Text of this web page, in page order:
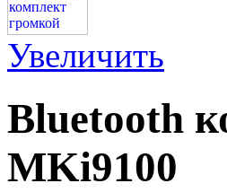
Увеличить
Bluetooth
MKi9100